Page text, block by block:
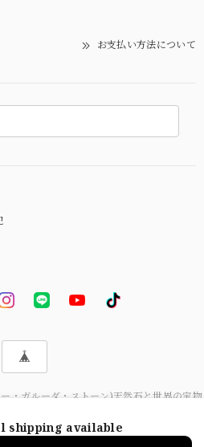
お支払い方法について
ガルーダ・ストーン)天然石と世界の宝物
shipping available